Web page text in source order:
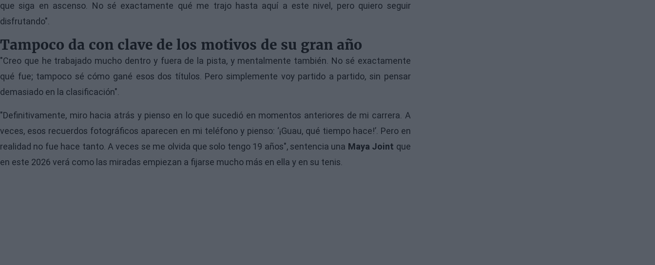
que siga en ascenso. No sé exactamente qué me trajo hasta aquí a este nivel, pero quiero seguir
disfrutando".
Tampoco da con clave de los motivos de su gran año
"Creo que he trabajado mucho dentro y fuera de la pista, y mentalmente también. No sé exactamente
qué fue; tampoco sé cómo gané esos dos títulos. Pero simplemente voy partido a partido, sin pensar
demasiado en la clasificación".
"Definitivamente, miro hacia atrás y pienso en lo que sucedió en momentos anteriores de mi carrera. A
veces, esos recuerdos fotográficos aparecen en mi teléfono y pienso: ‘¡Guau, qué tiempo hace!’. Pero en
realidad no fue hace tanto. A veces se me olvida que solo tengo 19 años", sentencia una Maya Joint que
en este 2026 verá como las miradas empiezan a fijarse mucho más en ella y en su tenis.